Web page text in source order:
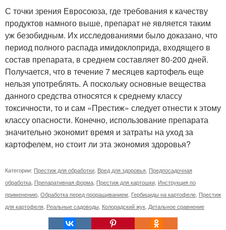
С точки зрения Евросоюза, где требования к качеству
продуктов намного выше, препарат не является таким
уж безобидным. Их исследованиями было доказано, что
период полного распада имидоклоприда, входящего в
состав препарата, в среднем составляет 80-200 дней.
Получается, что в течение 7 месяцев картофель еще
нельзя употреблять. А поскольку основные вещества
данного средства относятся к среднему классу
токсичности, то и сам «Престиж» следует отнести к этому
классу опасности. Конечно, использование препарата
значительно экономит время и затраты на уход за
картофелем, но стоит ли эта экономия здоровья?
Категории: Престиж для обработки Вред для здоровья Предпосадочная
обработка Препаративная форма Престиж для картошки Инструкция по
применению Обработка перед проращиванием Гербициды на картофеле Престиж
для картофеля Реальные садоводы Колорадский жук Детальное сравнение